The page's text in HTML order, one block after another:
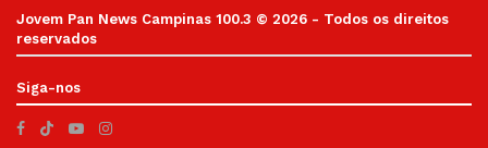
Jovem Pan News Campinas 100.3 © 2026 - Todos os direitos
reservados
Siga-nos